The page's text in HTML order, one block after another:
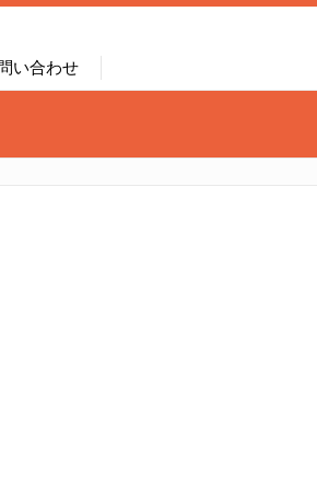
い合わせ